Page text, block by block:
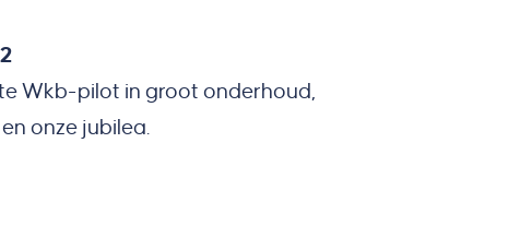
Wkb-pilot in groot onderhoud,
onze jubilea.